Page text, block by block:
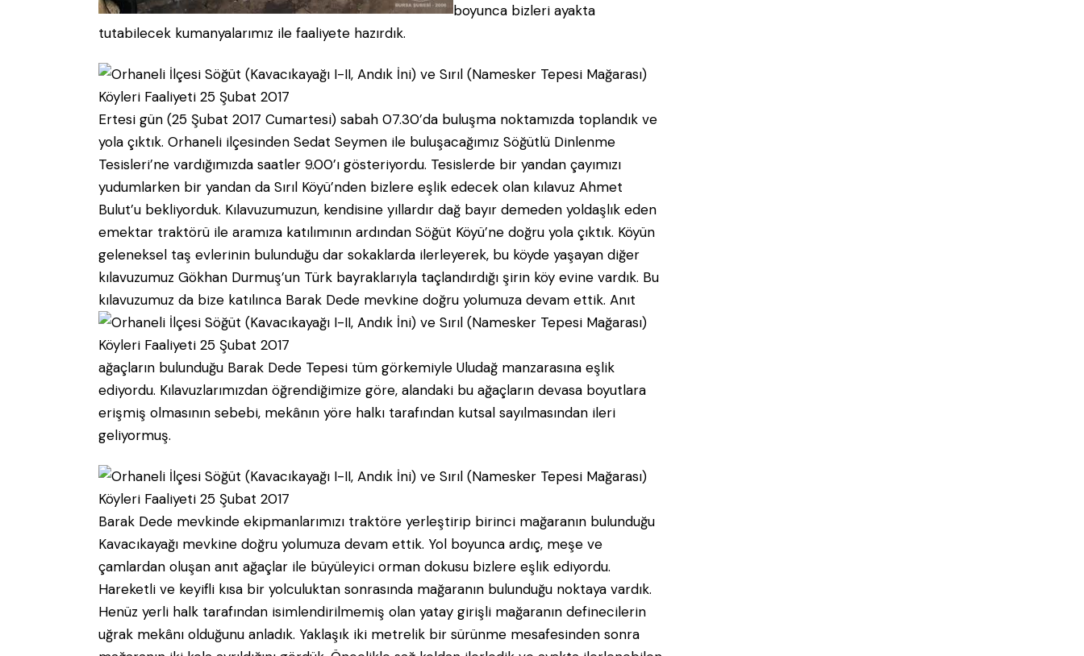
boyunca bizleri ayakta
tutabilecek kumanyalarımız ile faaliyete hazırdık.
Ertesi gün (25 Şubat 2017 Cumartesi) sabah 07.30’da buluşma noktamızda toplandık ve
yola çıktık. Orhaneli ilçesinden Sedat Seymen ile buluşacağımız Söğütlü Dinlenme
Tesisleri’ne vardığımızda saatler 9.00’ı gösteriyordu. Tesislerde bir yandan çayımızı
yudumlarken bir yandan da Sırıl Köyü’nden bizlere eşlik edecek olan kılavuz Ahmet
Bulut’u bekliyorduk. Kılavuzumuzun, kendisine yıllardır dağ bayır demeden yoldaşlık eden
emektar traktörü ile aramıza katılımının ardından Söğüt Köyü’ne doğru yola çıktık. Köyün
geleneksel taş evlerinin bulunduğu dar sokaklarda ilerleyerek, bu köyde yaşayan diğer
kılavuzumuz Gökhan Durmuş’un Türk bayraklarıyla taçlandırdığı şirin köy evine vardık. Bu
kılavuzumuz da bize katılınca Barak Dede mevkine doğru yolumuza devam ettik. Anıt
ağaçların bulunduğu Barak Dede Tepesi tüm görkemiyle Uludağ manzarasına eşlik
ediyordu. Kılavuzlarımızdan öğrendiğimize göre, alandaki bu ağaçların devasa boyutlara
erişmiş olmasının sebebi, mekânın yöre halkı tarafından kutsal sayılmasından ileri
geliyormuş.
Barak Dede mevkinde ekipmanlarımızı traktöre yerleştirip birinci mağaranın bulunduğu
Kavacıkayağı mevkine doğru yolumuza devam ettik. Yol boyunca ardıç, meşe ve
çamlardan oluşan anıt ağaçlar ile büyüleyici orman dokusu bizlere eşlik ediyordu.
Hareketli ve keyifli kısa bir yolculuktan sonrasında mağaranın bulunduğu noktaya vardık.
Henüz yerli halk tarafından isimlendirilmemiş olan yatay girişli mağaranın definecilerin
uğrak mekânı olduğunu anladık. Yaklaşık iki metrelik bir sürünme mesafesinden sonra